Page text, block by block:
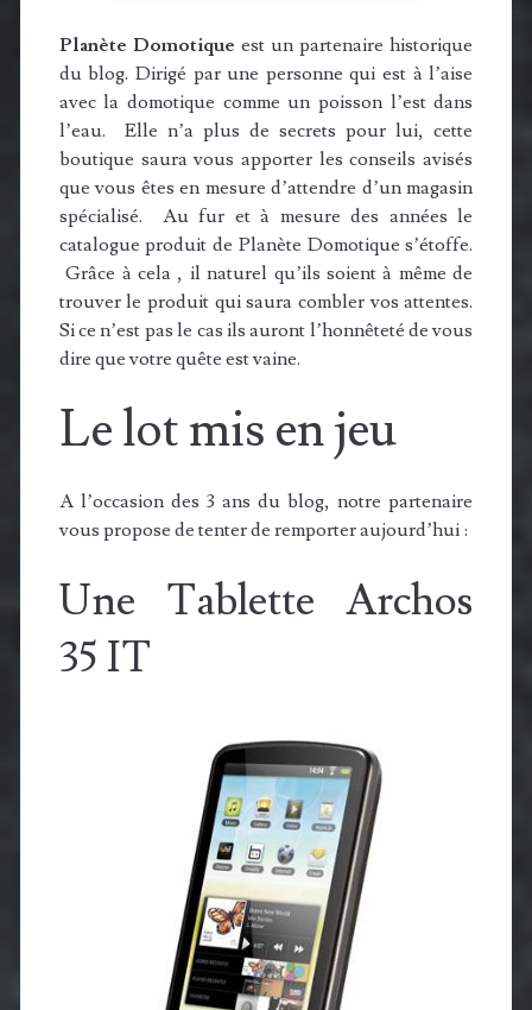
Planète Domotique est un partenaire historique
du blog. Dirigé par une personne qui est à l’aise
avec la domotique comme un poisson l’est dans
l’eau. Elle n’a plus de secrets pour lui, cette
boutique saura vous apporter les conseils avisés
que vous êtes en mesure d’attendre d’un magasin
spécialisé. Au fur et à mesure des années le
catalogue produit de Planète Domotique s’étoffe.
Grâce à cela , il naturel qu’ils soient à même de
trouver le produit qui saura combler vos attentes.
Si ce n’est pas le cas ils auront l’honnêteté de vous
dire que votre quête est vaine.
Le lot mis en jeu
A l’occasion des 3 ans du blog, notre partenaire
vous propose de tenter de remporter aujourd’hui :
Une Tablette Archos
35 IT